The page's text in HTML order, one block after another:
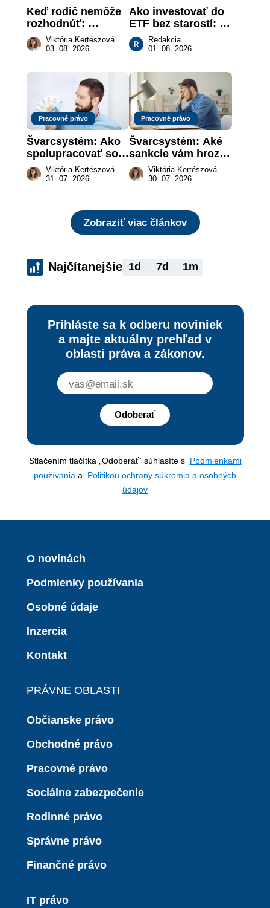
Keď rodič nemôže
rozhodnúť:
nahradenie prejavu
vôle súdom v
Viktória Kertészová
03. 08. 2026
Ako investovať do
ETF bez starostí:
Investičné plány,
ktoré urobia prácu
Redakcia
01. 08. 2026
Pracovné právo
Švarcsystém: Ako
spolupracovať so
živnostníkom
legálne a bez
Viktória Kertészová
31. 07. 2026
Pracovné právo
Švarcsystém: Aké
sankcie vám hrozia
a prečo nestačí
zaplatiť pokutu?
Viktória Kertészová
30. 07. 2026
Zobraziť viac článkov
Najčítanejšie 1d 7d 1m
Prihláste sa k odberu noviniek
a majte aktuálny prehľad v
oblasti práva a zákonov.
Odoberať
Stlačením tlačítka „Odoberať“ súhlasíte s Podmienkami
používania a Politikou ochrany súkromia a osobných
údajov
O novinách
Podmienky používania
Osobné údaje
Inzercia
Kontakt
PRÁVNE OBLASTI
Občianske právo
Obchodné právo
Pracovné právo
Sociálne zabezpečenie
Rodinné právo
Správne právo
Finančné právo
IT právo